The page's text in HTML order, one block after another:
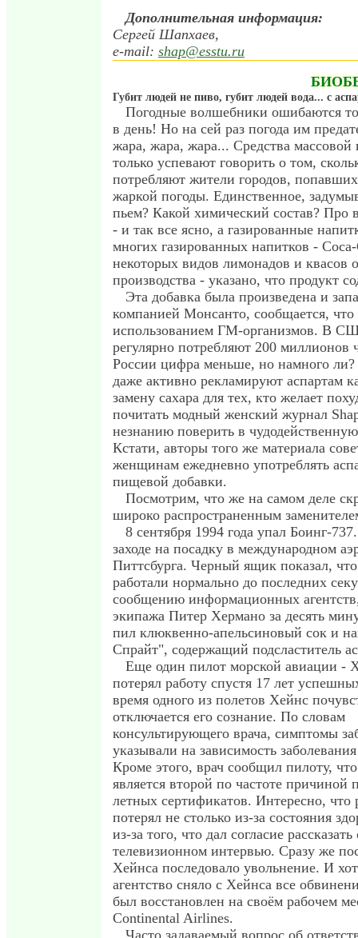
Дополнительная информация:
Сергей Шапхаев,
e-mail: shap@esstu.ru
Губит людей не пиво, губит людей вода... с
Погодные волшебники ошибаются
в день! Но на сей раз погода им
жара, жара, жара... Средства
только успевают говорить о том,
потребляют жители городов,
жаркой погоды. Единственное,
пьем? Какой химический состав? Про
- и так все ясно, а газированные
многих газированных напитков -
некоторых видов лимонадов и квасов
производства - указано, что продукт
Эта добавка была произведена и
компанией Монсанто, сообщается, что
использованием ГМ-организмов. В
регулярно потребляют 200 миллионов
России цифра меньше, но намного ли?
даже активно рекламируют аспартам
замену сахара для тех, кто желает
почитать модный женский журнал
незнанию поверить в
Кстати, авторы того же материала
женщинам ежедневно употреблять
пищевой добавки.
Посмотрим, что же на самом деле
широко распространенным
8 сентября 1994 года упал Боинг-
заходе на посадку в международном
Питтсбурга. Черный ящик показал,
работали нормально до последних
сообщению информационных
экипажа Питер Хермано за десять
пил клюквенно-апельсиновый сок и
Спрайт", содержащий подсластитель
Еще один пилот морской авиации -
потерял работу спустя 17 лет
время одного из полетов Хейнс
отключается его сознание. По словам
консультирующего врача, симптомы
указывали на зависимость
Кроме этого, врач сообщил пилоту,
является второй по частоте причиной
летных сертификатов. Интересно, что
потерял не столько из-за состояния
из-за того, что дал согласие
телевизионном интервью. Сразу же
Хейнса последовало увольнение. И
агентство сняло с Хейнса все
был восстановлен на своём рабочем
Continental Airlines.
Часто задаваемый вопрос об